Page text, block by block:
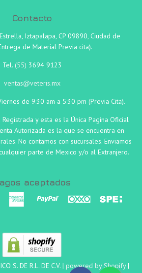
Contacto
Iztapalapa, CP 09890, Ciudad de
de Material Previa cita).
Tel. (55) 3694 9123
ventas@veteris.mx
de 9:30 am a 5:30 pm (Previa Cita).
Registrada y esta es la Única Pagina Oficial
Autorizada es la que se encuentra en
No contamos con sucursales. Enviamos
parte de Mexico y/o al Extranjero.
aceptados
S. DE R.L. DE C.V. | powered by Shopify|